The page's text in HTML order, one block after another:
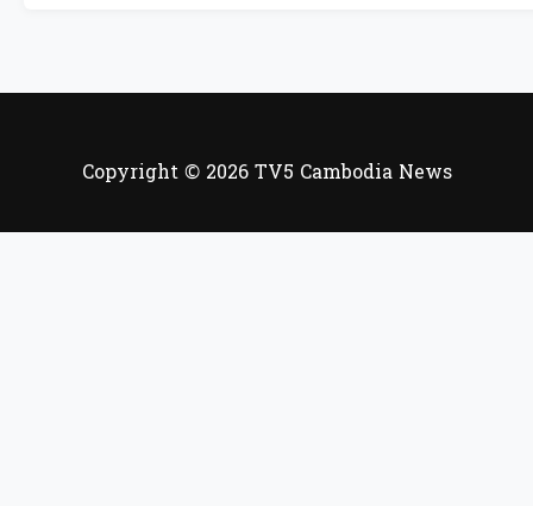
Copyright © 2026 TV5 Cambodia News